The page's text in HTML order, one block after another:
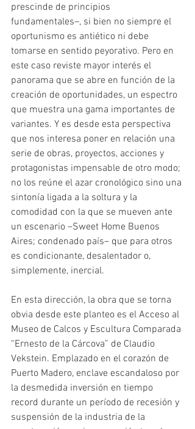
prescinde de principios
fundamentales–, si bien no siempre el
oportunismo es antiético ni debe
tomarse en sentido peyorativo. Pero en
este caso reviste mayor interés el
panorama que se abre en función de la
creación de oportunidades, un espectro
que muestra una gama importantes de
variantes. Y es desde esta perspectiva
que nos interesa poner en relación una
serie de obras, proyectos, acciones y
protagonistas impensable de otro modo;
no los reúne el azar cronológico sino una
sintonía ligada a la soltura y la
comodidad con la que se mueven ante
un escenario –Sweet Home Buenos
Aires; condenado país– que para otros
es condicionante, desalentador o,
simplemente, inercial.
En esta dirección, la obra que se torna
obvia desde este planteo es el Acceso al
Museo de Calcos y Escultura Comparada
“Ernesto de la Cárcova” de Claudio
Vekstein. Emplazado en el corazón de
Puerto Madero, enclave escandaloso por
la desmedida inversión en tiempo
record durante un período de recesión y
suspensión de la industria de la